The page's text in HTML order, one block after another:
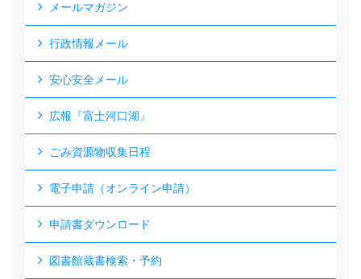
メールマガジン
行政情報メール
安心安全メール
広報『富士河口湖』
ごみ資源物収集日程
電子申請（オンライン申請）
申請書ダウンロード
図書館蔵書検索・予約